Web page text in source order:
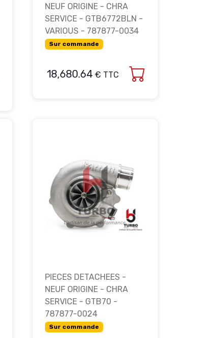
NEUF ORIGINE - CHRA
SERVICE - GTB6772BLN -
VARIOUS - 787877-0034
Sur commande
18,680.64 € TTC
PIECES DETACHEES -
NEUF ORIGINE - CHRA
SERVICE - GTB70 -
787877-0024
Sur commande